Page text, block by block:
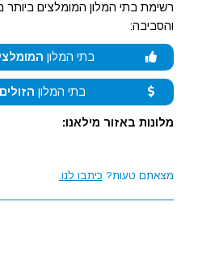
רשימת בתי המלון המומלצים ביותר
והסביבה:
בתי המלון
בתי המלון הזולים
מלונות באזור מילאנו:
מצאתם טעות? כיתבו לנו.